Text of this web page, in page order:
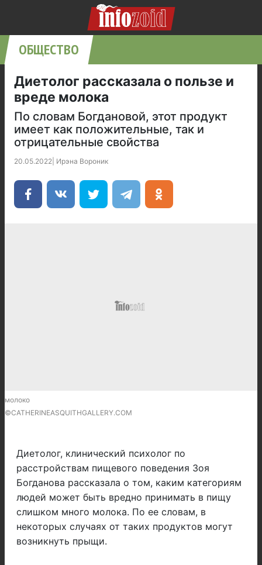
ОБЩЕСТВО
Диетолог рассказала о пользе и
вреде молока
По словам Богдановой, этот продукт
имеет как положительные, так и
отрицательные свойства
20.05.2022 Ирэна Вороник
молоко
©CATHERINEASQUITHGALLERY.COM
Диетолог, клинический психолог по
расстройствам пищевого поведения Зоя
Богданова рассказала о том, каким категориям
людей может быть вредно принимать в пищу
слишком много молока. По ее словам, в
некоторых случаях от таких продуктов могут
возникнуть прыщи.